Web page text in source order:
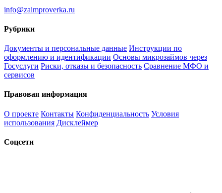
info@zaimproverka.ru
Рубрики
Документы и персональные данные Инструкции по
оформлению и идентификации Основы микрозаймов через
Госуслуги Риски, отказы и безопасность Сравнение МФО и
сервисов
Правовая информация
О проекте Контакты Конфиденциальность Условия
использования Дисклеймер
Соцсети